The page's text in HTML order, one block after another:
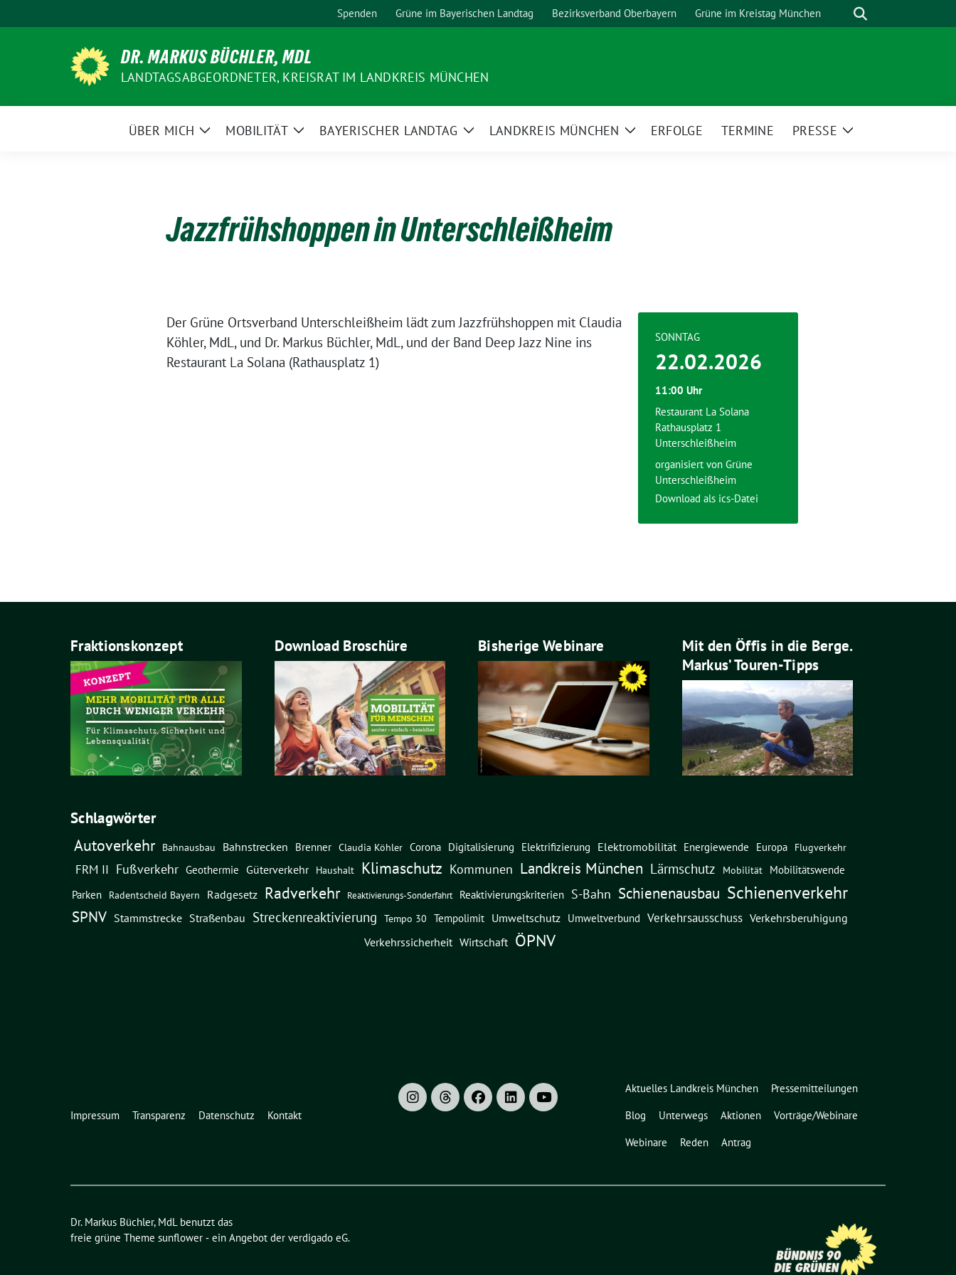
zum
Spenden Grüne im Bayerischen Landtag Bezirksverband Oberbayern Grüne im Kreistag München Suche
DR. MARKUS BÜCHLER, MDL
LANDTAGSABGEORDNETER, KREISRAT IM LANDKREIS MÜNCHEN
ÜBER MICH
ZeigeMOBILITÄT
ZeigeBAYERISCHER LANDTAG
ZeigeLANDKREIS MÜNCHEN
ZeigeERFOLGE TERMINE PRESSE
Zeige
Jazzfrühshoppen in Unterschleißheim
Der Grüne Ortsverband Unterschleißheim lädt zum Jazzfrühshoppen mit Claudia
Köhler, MdL, und Dr. Markus Büchler, MdL, und der Band Deep Jazz Nine ins
Restaurant La Solana (Rathausplatz 1)
SONNTAG
22.02.2026
11:00 Uhr
Restaurant La Solana
Rathausplatz 1
Unterschleißheim
organisiert von Grüne
Unterschleißheim
Download als ics-Datei
Fraktionskonzept Download Broschüre Bisherige Webinare
Mit den Öffis in die Berge.
Markus’ Touren-Tipps
Schlagwörter
Autoverkehr Bahnausbau Bahnstrecken Brenner Claudia Köhler Corona Digitalisierung Elektrifizierung Elektromobilität Energiewende Europa Flugverkehr
FRM II Fußverkehr Geothermie Güterverkehr Haushalt Klimaschutz Kommunen Landkreis München Lärmschutz Mobilität
Mobilitätswende
Parken
Radentscheid Bayern Radgesetz Radverkehr Reaktivierungs-Sonderfahrt Reaktivierungskriterien S-Bahn Schienenausbau Schienenverkehr
SPNV Stammstrecke Straßenbau Streckenreaktivierung Tempo 30 Tempolimit Umweltschutz Umweltverbund Verkehrsausschuss Verkehrsberuhigung
Verkehrssicherheit Wirtschaft ÖPNV
Impressum Transparenz Datenschutz Kontakt
Aktuelles Landkreis München
Pressemitteilungen
Blog
Unterwegs Aktionen
Vorträge/Webinare
Webinare
Reden Antrag
Dr. Markus Büchler, MdL benutzt das
freie grüne Theme sunflower ‐ ein Angebot der verdigado eG.